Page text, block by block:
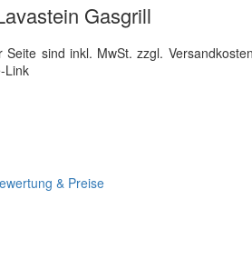
Gasgrill
sind inkl. MwSt. zzgl.
Link
& Preise